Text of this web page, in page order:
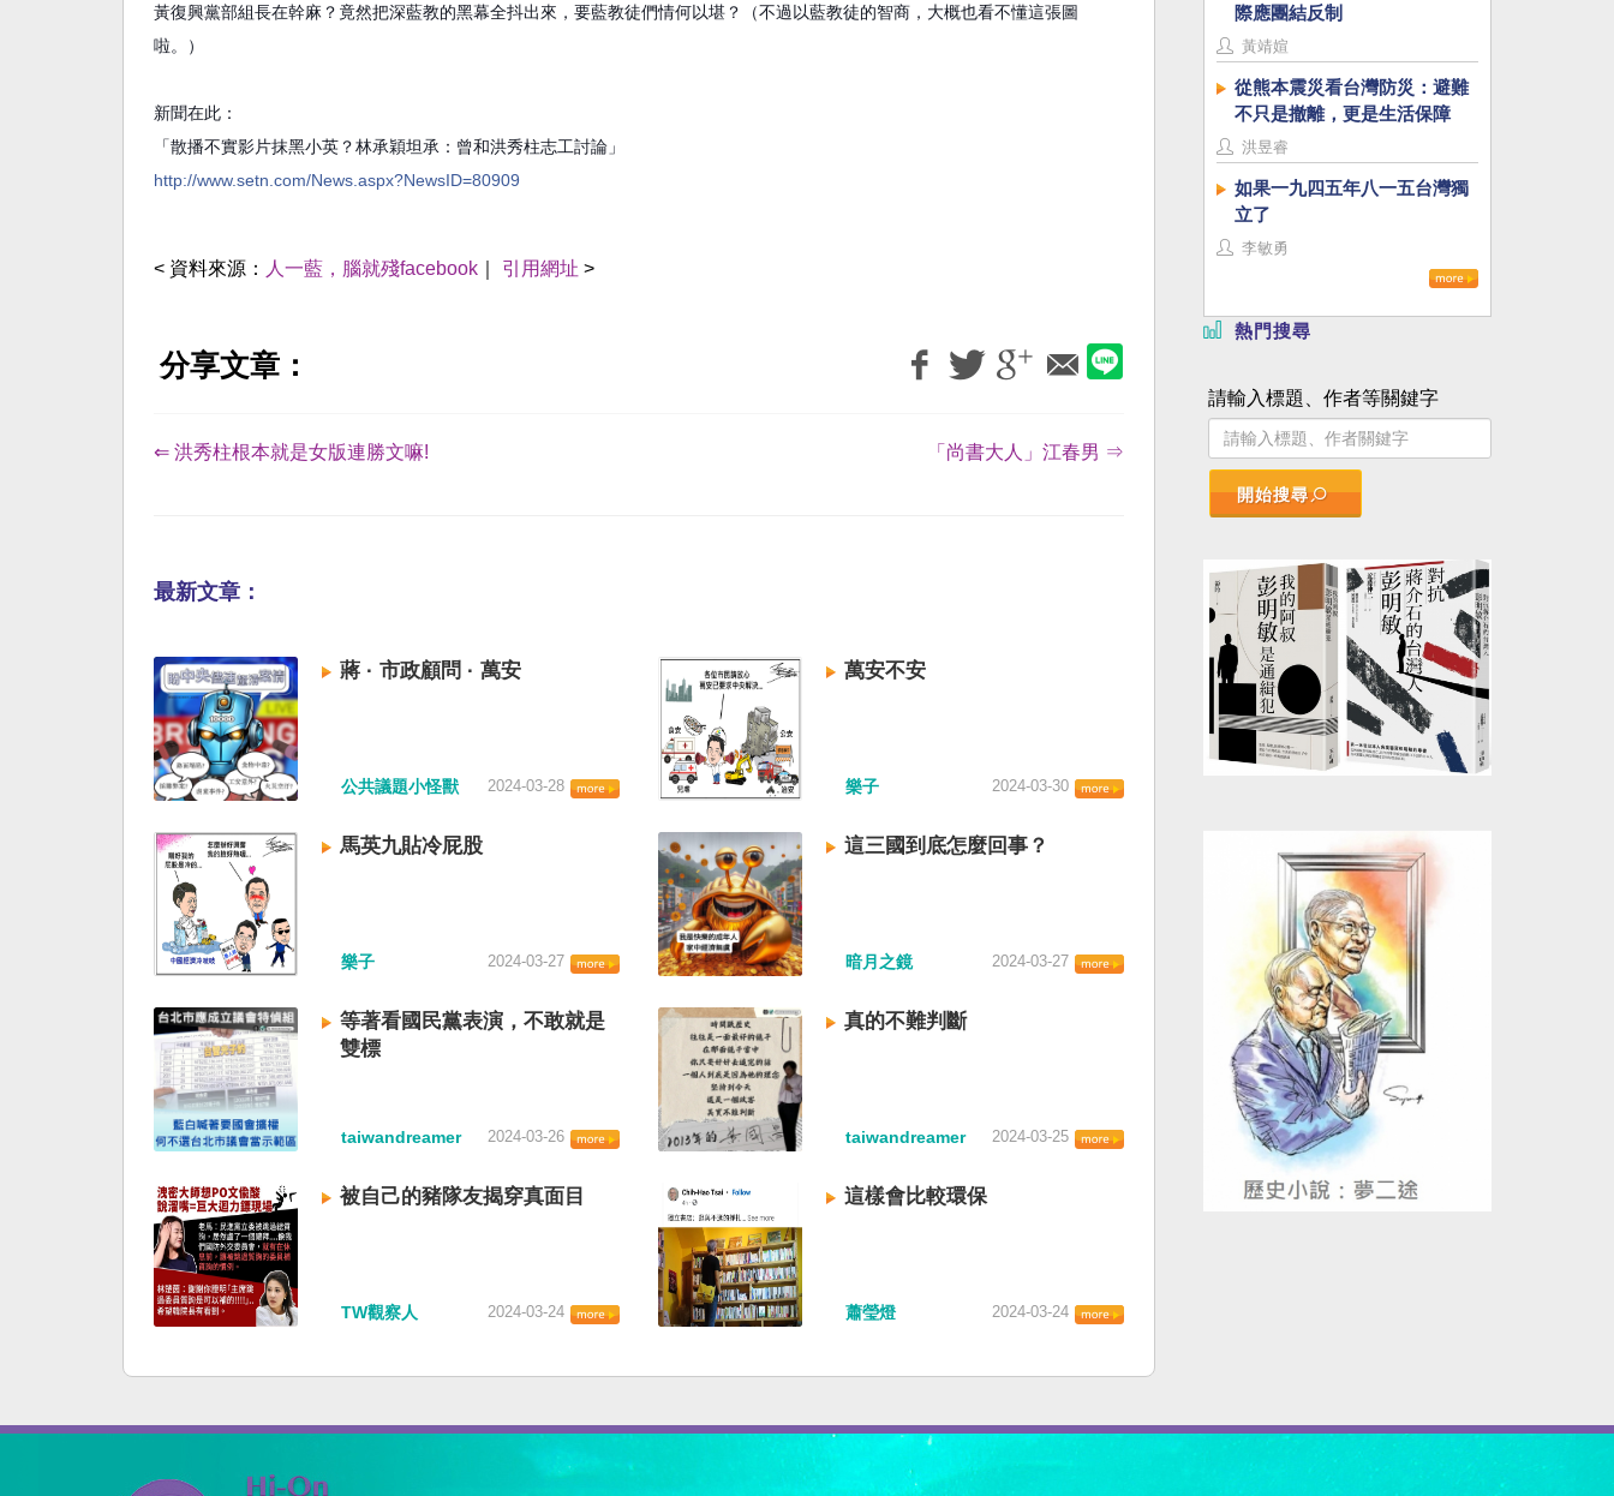
黃復興黨部組長在幹麻？竟然把深藍教的黑幕全抖出來，要藍教徒們情何以堪？（不過以藍教徒的智商，大概也看不懂這張圖
啦。）
新聞在此：
「散播不實影片抹黑小英？林承穎坦承：曾和洪秀柱志工討論」
http://www.setn.com/News.aspx?NewsID=80909
< 資料來源： 人一藍，腦就殘facebook 引用網址 >
分享文章：
⇐ 洪秀柱根本就是女版連勝文嘛! 「尚書大人」江春男 ⇒
最新文章：
蔣 · 市政顧問 · 萬安
公共議題小怪獸 2024-03-28
萬安不安
樂子 2024-03-30
馬英九貼冷屁股
樂子 2024-03-27
這三國到底怎麼回事？
暗月之鏡 2024-03-27
等著看國民黨表演，不敢就是
雙標
taiwandreamer 2024-03-26
真的不難判斷
taiwandreamer 2024-03-25
被自己的豬隊友揭穿真面目
TW觀察人 2024-03-24
這樣會比較環保
蕭瑩燈 2024-03-24
際應團結反制
黃靖媗
從熊本震災看台灣防災：避難
不只是撤離，更是生活保障
洪昱睿
如果一九四五年八一五台灣獨
立了
李敏勇
熱門搜尋
請輸入標題、作者等關鍵字
開始搜尋